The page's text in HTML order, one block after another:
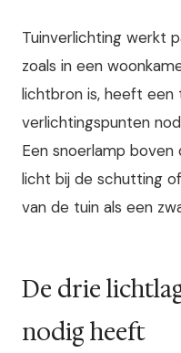
Tuinverlichting werkt
zoals in een
lichtbron is, heeft een
verlichtingspunten
Een snoerlamp
licht bij de schutting
van de tuin als een
De drie
nodig heeft